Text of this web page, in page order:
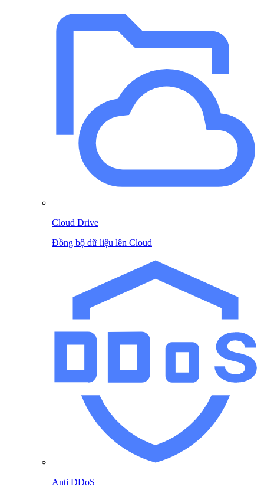
Cloud Drive
Đồng bộ dữ liệu lên Cloud
Anti DDoS